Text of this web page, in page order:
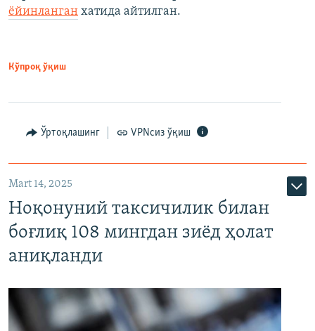
ёйинланган хатида айтилган.
Кўпроқ ўқиш
Ўртоқлашинг VPNсиз ўқиш
Mart 14, 2025
Ноқонуний таксичилик билан
боғлиқ 108 мингдан зиёд ҳолат
аниқланди